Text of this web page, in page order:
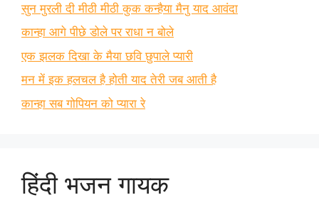
सुन मुरली दी मीठी मीठी कुक कन्हैया मैनु याद आवंदा
कान्हा आगे पीछे डोले पर राधा न बोले
एक झलक दिखा के मैया छवि छुपाले प्यारी
मन में इक हलचल है होती याद तेरी जब आती है
कान्हा सब गोपियन को प्यारा रे
हिंदी भजन गायक